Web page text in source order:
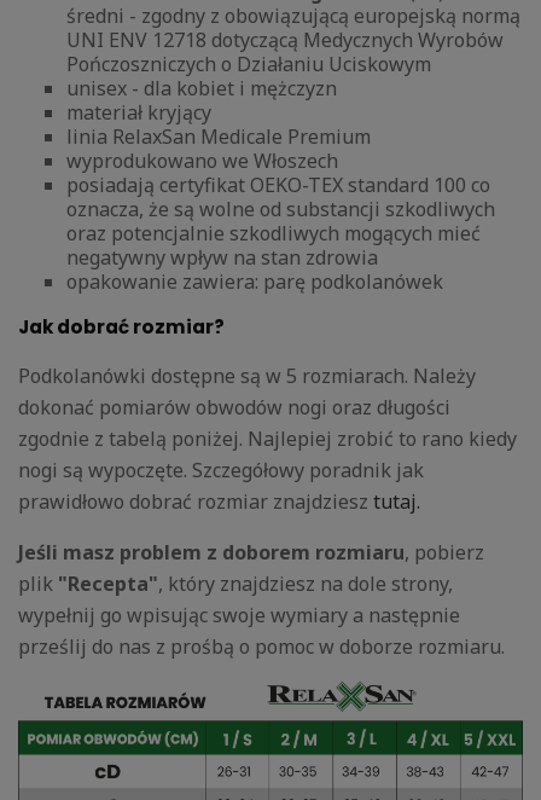
średni - zgodny z obowiązującą europejską normą
UNI ENV 12718 dotyczącą Medycznych Wyrobów
Pończoszniczych o Działaniu Uciskowym
unisex - dla kobiet i mężczyzn
materiał kryjący
linia RelaxSan Medicale Premium
wyprodukowano we Włoszech
posiadają certyfikat OEKO-TEX standard 100 co
oznacza, że są wolne od substancji szkodliwych
oraz potencjalnie szkodliwych mogących mieć
negatywny wpływ na stan zdrowia
opakowanie zawiera: parę podkolanówek
Jak dobrać rozmiar?
Podkolanówki dostępne są w 5 rozmiarach. Należy
dokonać pomiarów obwodów nogi oraz długości
zgodnie z tabelą poniżej. Najlepiej zrobić to rano kiedy
nogi są wypoczęte. Szczegółowy poradnik jak
prawidłowo dobrać rozmiar znajdziesz tutaj.
Jeśli masz problem z doborem rozmiaru, pobierz
plik "Recepta", który znajdziesz na dole strony,
wypełnij go wpisując swoje wymiary a następnie
prześlij do nas z prośbą o pomoc w doborze rozmiaru.